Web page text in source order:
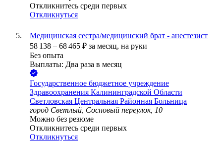
Откликнитесь среди первых
Откликнуться
Медицинская сестра/медицинский брат - анестезист
58 138 – 68 465 ₽ за месяц, на руки
Без опыта
Выплаты: Два раза в месяц
Государственное бюджетное учреждение
Здравоохранения Калининградской Области
Светловская Центральная Районная Больница
город Светлый, Сосновый переулок, 10
Можно без резюме
Откликнитесь среди первых
Откликнуться